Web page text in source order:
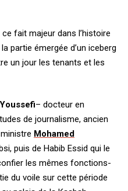
fait majeur dans l’histoire
partie émergée d’un iceberg
un jour les tenants et les
– docteur en
de journalisme, ancien
Mohamed
puis de Habib Essid qui le
les mêmes fonctions-
du voile sur cette période